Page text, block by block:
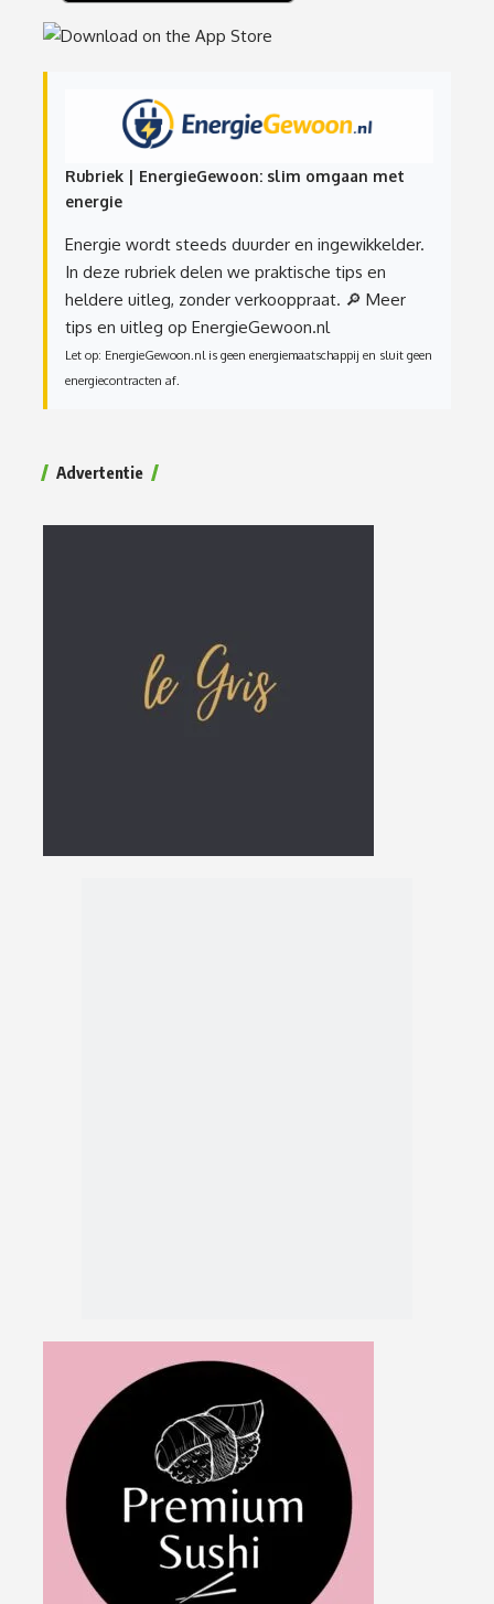
Rubriek | EnergieGewoon: slim omgaan met
energie
Energie wordt steeds duurder en ingewikkelder.
In deze rubriek delen we praktische tips en
heldere uitleg, zonder verkooppraat. 🔎 Meer
tips en uitleg op EnergieGewoon.nl
Let op: EnergieGewoon.nl is geen energiemaatschappij en sluit geen
energiecontracten af.
Advertentie